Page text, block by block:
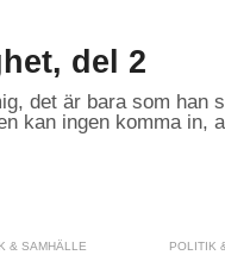
del 2
det är bara som han
kan ingen komma in,
& SAMHÄLLE POLITIK